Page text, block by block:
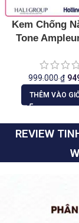
Kem Chống
Tone
Up
999.000₫
THÊM VÀO
REVIEW